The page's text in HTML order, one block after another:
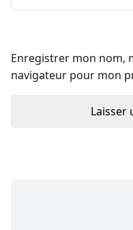
Enregistrer mon nom,
navigateur pour mon